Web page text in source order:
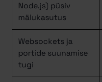
Node.js) püsiv
mälukasutus
Websockets ja
portide suunamise
tugi